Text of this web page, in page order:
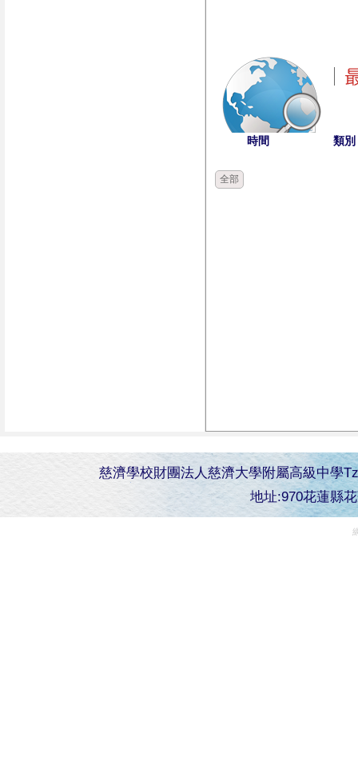
時間 類別
全部
慈濟學校財團法人慈濟大學附屬高級中學
地址:970花蓮縣